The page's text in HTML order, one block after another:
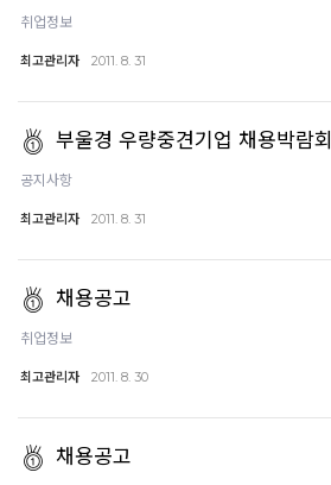
취업정보
최고관리자 2011. 8. 31
부울경 우량중견기업 채용박람회
공지사항
최고관리자 2011. 8. 31
채용공고
취업정보
최고관리자 2011. 8. 30
채용공고